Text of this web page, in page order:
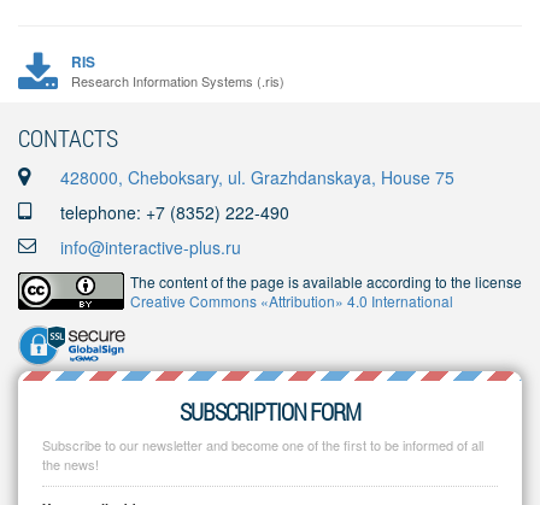
RIS
Research Information Systems (.ris)
CONTACTS
428000, Cheboksary, ul. Grazhdanskaya, House 75
telephone: +7 (8352) 222-490
info@interactive-plus.ru
The content of the page is available according to the license
Creative Commons «Attribution» 4.0 International
SUBSCRIPTION FORM
Subscribe to our newsletter and become one of the first to be informed of all
the news!